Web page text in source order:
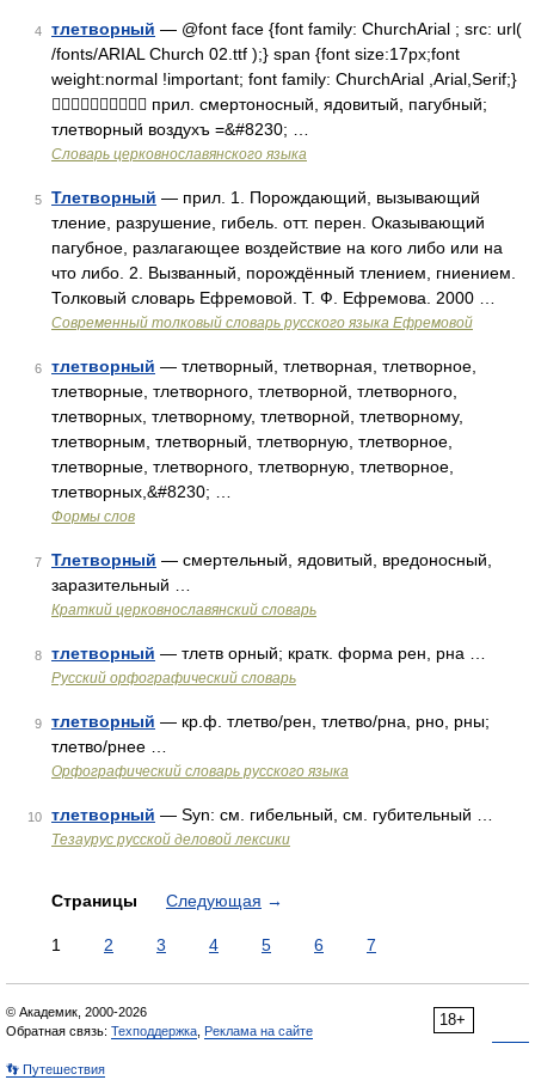
4 тлетворный — @font face {font family: ChurchArial ; src: url(
/fonts/ARIAL Church 02.ttf );} span {font size:17px;font
weight:normal !important; font family: ChurchArial ,Arial,Serif;}
 прил. смертоносный, ядовитый, пагубный;
тлетворный воздухъ =&#8230; …
Словарь церковнославянского языка
5 Тлетворный — прил. 1. Порождающий, вызывающий
тление, разрушение, гибель. отт. перен. Оказывающий
пагубное, разлагающее воздействие на кого либо или на
что либо. 2. Вызванный, порождённый тлением, гниением.
Толковый словарь Ефремовой. Т. Ф. Ефремова. 2000 …
Современный толковый словарь русского языка Ефремовой
6 тлетворный — тлетворный, тлетворная, тлетворное,
тлетворные, тлетворного, тлетворной, тлетворного,
тлетворных, тлетворному, тлетворной, тлетворному,
тлетворным, тлетворный, тлетворную, тлетворное,
тлетворные, тлетворного, тлетворную, тлетворное,
тлетворных,&#8230; …
Формы слов
7 Тлетворный — смертельный, ядовитый, вредоносный,
заразительный …
Краткий церковнославянский словарь
8 тлетворный — тлетв орный; кратк. форма рен, рна …
Русский орфографический словарь
9 тлетворный — кр.ф. тлетво/рен, тлетво/рна, рно, рны;
тлетво/рнее …
Орфографический словарь русского языка
10 тлетворный — Syn: см. гибельный, см. губительный …
Тезаурус русской деловой лексики
Страницы Следующая →
1 2 3 4 5 6 7
18+
© Академик, 2000-2026
Обратная связь: Техподдержка Реклама на сайте
👣 Путешествия